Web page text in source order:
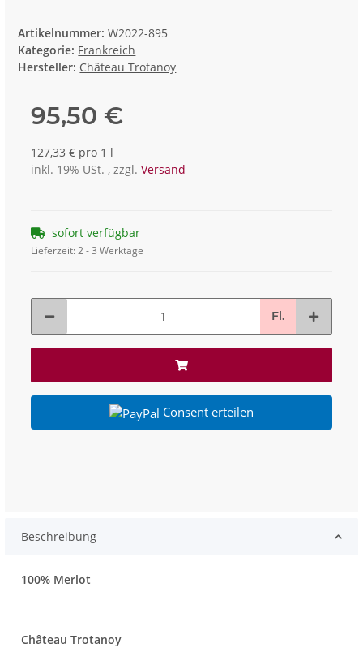
Artikelnummer:W2022-895
Kategorie: Frankreich
Hersteller: Château Trotanoy
95,50 €
127,33 € pro 1 l
inkl. 19% USt. , zzgl.Versand
sofort verfügbar
Lieferzeit:2 - 3 Werktage
Fl.
Consent erteilen
Beschreibung
100% Merlot
Château Trotanoy